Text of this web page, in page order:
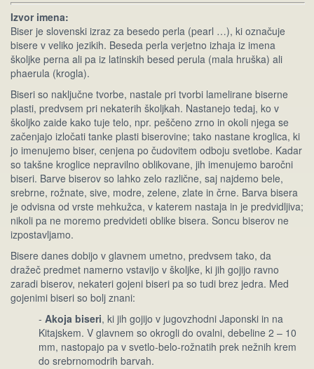
Izvor imena:
Biser je slovenski izraz za besedo perla (pearl …), ki označuje
bisere v veliko jezikih. Beseda perla verjetno izhaja iz imena
školjke perna ali pa iz latinskih besed perula (mala hruška) ali
phaerula (krogla).
Biseri so naključne tvorbe, nastale pri tvorbi lamelirane biserne
plasti, predvsem pri nekaterih školjkah. Nastanejo tedaj, ko v
školjko zaide kako tuje telo, npr. peščeno zrno in okoli njega se
začenjajo izločati tanke plasti biserovine; tako nastane kroglica, ki
jo imenujemo biser, cenjena po čudovitem odboju svetlobe. Kadar
so takšne kroglice nepravilno oblikovane, jih imenujemo baročni
biseri. Barve biserov so lahko zelo različne, saj najdemo bele,
srebrne, rožnate, sive, modre, zelene, zlate in črne. Barva bisera
je odvisna od vrste mehkužca, v katerem nastaja in je predvidljiva;
nikoli pa ne moremo predvideti oblike bisera. Soncu biserov ne
izpostavljamo.
Bisere danes dobijo v glavnem umetno, predvsem tako, da
dražeč predmet namerno vstavijo v školjke, ki jih gojijo ravno
zaradi biserov, nekateri gojeni biseri pa so tudi brez jedra. Med
gojenimi biseri so bolj znani:
- Akoja biseri, ki jih gojijo v jugovzhodni Japonski in na
Kitajskem. V glavnem so okrogli do ovalni, debeline 2 – 10
mm, nastopajo pa v svetlo-belo-rožnatih prek nežnih krem
do srebrnomodrih barvah.